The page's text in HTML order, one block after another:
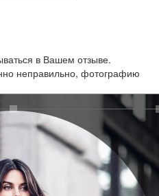
в Вашем отзыве.
неправильно, фотографию